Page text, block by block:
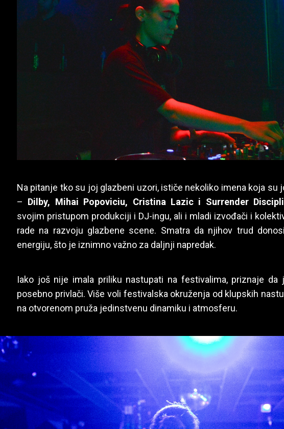
Na pitanje tko su joj glazbeni uzori, ističe nekoliko imena koja su
– Dilby, Mihai Popoviciu, Cristina Lazic i Surrender
svojim pristupom produkciji i DJ-ingu, ali i mladi izvođači i
rade na razvoju glazbene scene. Smatra da njihov trud
energiju, što je iznimno važno za daljnji napredak.
Iako još nije imala priliku nastupati na festivalima, priznaje da
posebno privlači. Više voli festivalska okruženja od klupskih
na otvorenom pruža jedinstvenu dinamiku i atmosferu.